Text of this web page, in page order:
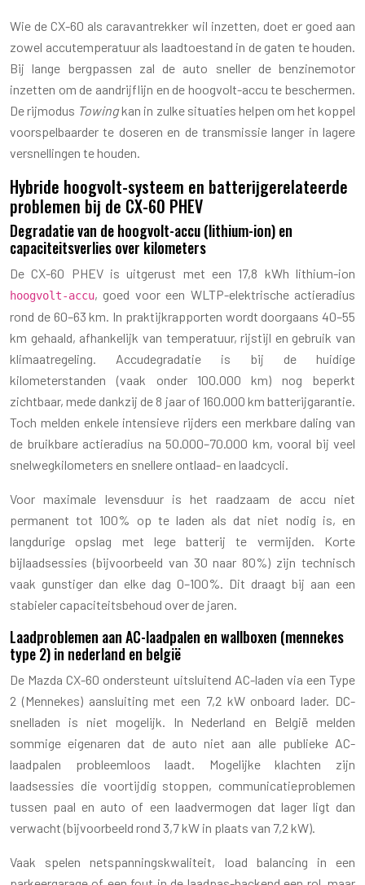
Wie de CX-60 als caravantrekker wil inzetten, doet er goed aan
zowel accutemperatuur als laadtoestand in de gaten te houden.
Bij lange bergpassen zal de auto sneller de benzinemotor
inzetten om de aandrijflijn en de hoogvolt-accu te beschermen.
De rijmodus Towingkan in zulke situaties helpen om het koppel
voorspelbaarder te doseren en de transmissie langer in lagere
versnellingen te houden.
Hybride hoogvolt-systeem en batterijgerelateerde
problemen bij de CX-60 PHEV
Degradatie van de hoogvolt-accu (lithium-ion) en
capaciteitsverlies over kilometers
De CX-60 PHEV is uitgerust met een 17,8 kWh lithium-ion
hoogvolt-accu, goed voor een WLTP-elektrische actieradius
rond de 60–63 km. In praktijkrapporten wordt doorgaans 40–55
km gehaald, afhankelijk van temperatuur, rijstijl en gebruik van
klimaatregeling. Accudegradatie is bij de huidige
kilometerstanden (vaak onder 100.000 km) nog beperkt
zichtbaar, mede dankzij de 8 jaar of 160.000 km batterijgarantie.
Toch melden enkele intensieve rijders een merkbare daling van
de bruikbare actieradius na 50.000–70.000 km, vooral bij veel
snelwegkilometers en snellere ontlaad- en laadcycli.
Voor maximale levensduur is het raadzaam de accu niet
permanent tot 100% op te laden als dat niet nodig is, en
langdurige opslag met lege batterij te vermijden. Korte
bijlaadsessies (bijvoorbeeld van 30 naar 80%) zijn technisch
vaak gunstiger dan elke dag 0–100%. Dit draagt bij aan een
stabieler capaciteitsbehoud over de jaren.
Laadproblemen aan AC-laadpalen en wallboxen (mennekes
type 2) in nederland en belgië
De Mazda CX-60 ondersteunt uitsluitend AC-laden via een Type
2 (Mennekes) aansluiting met een 7,2 kW onboard lader. DC-
snelladen is niet mogelijk. In Nederland en België melden
sommige eigenaren dat de auto niet aan alle publieke AC-
laadpalen probleemloos laadt. Mogelijke klachten zijn
laadsessies die voortijdig stoppen, communicatieproblemen
tussen paal en auto of een laadvermogen dat lager ligt dan
verwacht (bijvoorbeeld rond 3,7 kW in plaats van 7,2 kW).
Vaak spelen netspanningskwaliteit, load balancing in een